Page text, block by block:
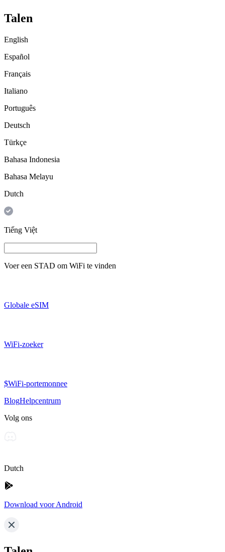
Talen
English
Español
Français
Italiano
Português
Deutsch
Türkçe
Bahasa Indonesia
Bahasa Melayu
Dutch
Tiếng Việt
Voer een STAD om WiFi te vinden
Globale eSIM
WiFi-zoeker
$WiFi-portemonnee
BlogHelpcentrum
Volg ons
Dutch
Download voor Android